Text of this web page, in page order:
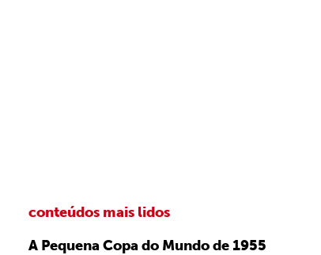
conteúdos mais lidos
A Pequena Copa do Mundo de 1955